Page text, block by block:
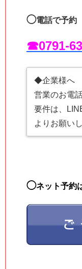
◯電話で予約
☎︎0791-
◆企業様へ
営業のお電
要件は、
よりお願い
◯ネット予約